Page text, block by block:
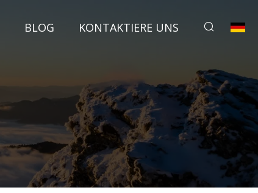
BLOG KONTAKTIERE UNS